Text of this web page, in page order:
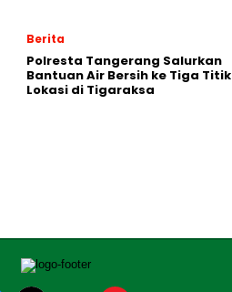
Berita
Polresta Tangerang Salurkan
Bantuan Air Bersih ke Tiga Titik
Lokasi di Tigaraksa